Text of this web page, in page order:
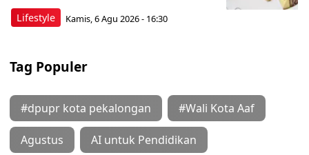
Lifestyle Kamis, 6 Agu 2026 - 16:30
Tag Populer
#dpupr kota pekalongan #Wali Kota Aaf
Agustus AI untuk Pendidikan